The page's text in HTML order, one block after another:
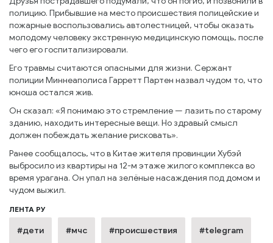
полицию. Прибывшие на место происшествия полицейские и
пожарные воспользовались автолестницей, чтобы оказать
молодому человеку экстренную медицинскую помощь, после
чего его госпитализировали.
Его травмы считаются опасными для жизни. Сержант
полиции Миннеаполиса Гарретт Партен назвал чудом то, что
юноша остался жив.
Он сказал: «Я понимаю это стремление — лазить по старому
зданию, находить интересные вещи. Но здравый смысл
должен побеждать желание рисковать».
Ранее сообщалось, что в Китае жителя провинции Хубэй
выбросило из квартиры на 12-м этаже жилого комплекса во
время урагана. Он упал на зелёные насаждения под домом и
чудом выжил.
ЛЕНТА РУ
#дети #мчс #происшествия #telegram